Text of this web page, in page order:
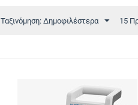
Ταξινόμηση: Δημοφιλέστερα 15